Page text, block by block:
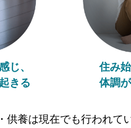
じ、
きる
住み
体調
供養は現在でも行われて